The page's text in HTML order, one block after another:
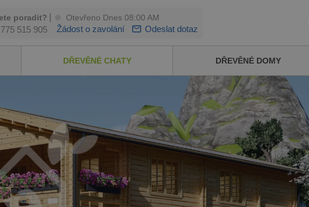
poradit? Otevřeno Dnes 08:00 AM
515 905 Žádost o zavolání Odeslat dotaz
DŘEVĚNÉ CHATY DŘEVĚNÉ DOMY